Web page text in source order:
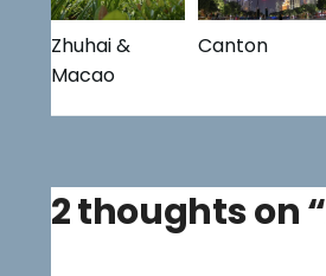
Zhuhai &
Macao
Canton
2 thoughts on “